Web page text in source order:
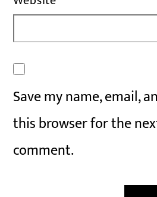
Save my name, email,
this browser for the
comment.